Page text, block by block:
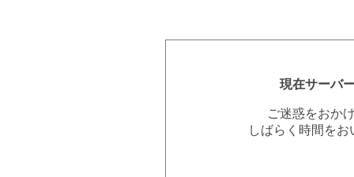
現在サーバ
ご迷惑をおか
しばらく時間を